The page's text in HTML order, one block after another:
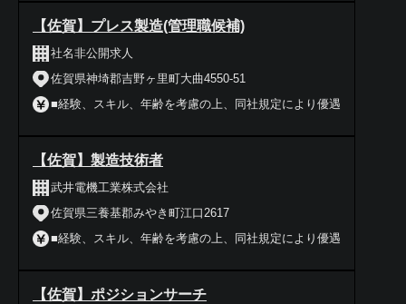
【佐賀】プレス製造(管理職候補)
社名非公開求人
佐賀県神埼郡吉野ヶ里町大曲4550-51
■経験、スキル、年齢を考慮の上、同社規定により優遇
【佐賀】製造技術者
武井電機工業株式会社
佐賀県三養基郡みやき町江口2617
■経験、スキル、年齢を考慮の上、同社規定により優遇
【佐賀】ポジションサーチ